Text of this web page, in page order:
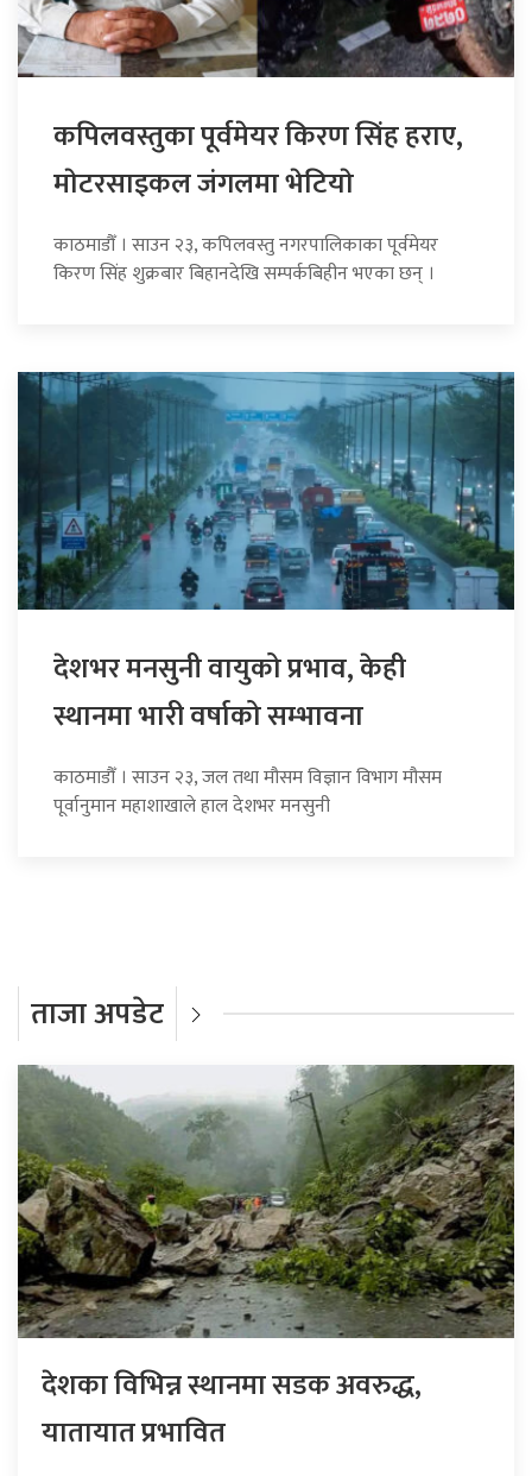
कपिलवस्तुका पूर्वमेयर किरण सिंह हराए,
माेटरसाइकल जंगलमा भेटियाे
काठमाडौँ । साउन २३, कपिलवस्तु नगरपालिकाका पूर्वमेयर
किरण सिंह शुक्रबार बिहानदेखि सम्पर्कबिहीन भएका छन् ।
देशभर मनसुनी वायुको प्रभाव, केही
स्थानमा भारी वर्षाको सम्भावना
काठमाडौँ । साउन २३, जल तथा मौसम विज्ञान विभाग मौसम
पूर्वानुमान महाशाखाले हाल देशभर मनसुनी
ताजा अपडेट
देशका विभिन्न स्थानमा सडक अवरुद्ध,
यातायात प्रभावित